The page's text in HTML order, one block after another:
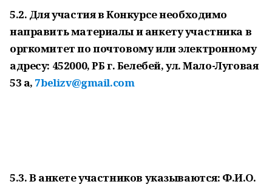
5.2. Для участия в Конкурсе необходимо
направить материалы и анкету участника в
оргкомитет по почтовому или электронному
адресу: 452000, РБ г. Белебей, ул. Мало-Луговая
53 а, 7belizv@gmail.com
5.3. В анкете участников указываются: Ф.И.О.